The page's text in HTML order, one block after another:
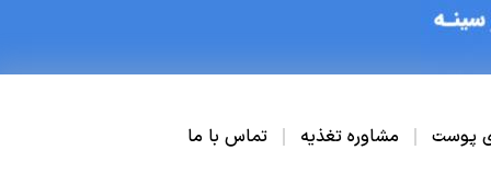
پوست مشاوره تغذیه تماس با ما